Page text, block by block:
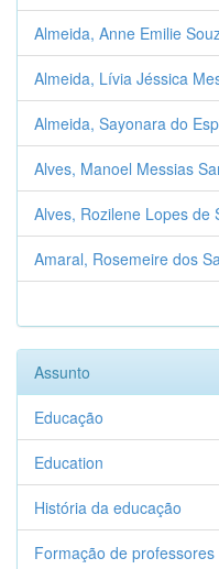
Almeida, Anne Emilie
Almeida, Lívia Jéssica
Almeida, Sayonara do
Alves, Manoel Messias
Alves, Rozilene Lopes de
Amaral, Rosemeire dos
Assunto
Educação
Education
História da educação
Formação de professores